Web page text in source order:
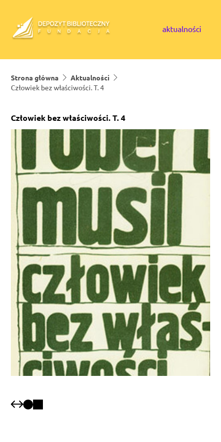
aktualności
Strona główna
Aktualności
Człowiek bez właściwości. T. 4
Człowiek bez właściwości. T. 4